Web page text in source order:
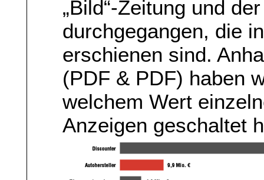
„Bild“-Zeitung und
durchgegangen, die
erschienen sind.
(PDF & PDF) haben
welchem Wert
Anzeigen geschaltet